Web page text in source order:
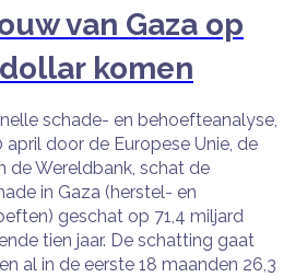
van Gaza op
komen
schade- en behoefteanalyse,
door de Europese Unie, de
de Wereldbank, schat de
in Gaza (herstel- en
geschat op 71,4 miljard
tien jaar. De schatting gaat
al in de eerste 18 maanden 26,3